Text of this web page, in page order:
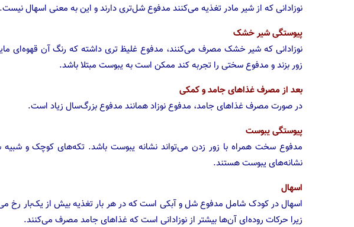
نوزادانی که از شیر مادر تغذیه می‌کنند مدفوع شل‌تری دارند و این به معنی اسهال نیست.
پیوستگی شیر خشک
نوزادانی که شیر خشک مصرف می‌کنند، مدفوع غلیظ‌ تری داشته که رنگ آن قهوه‌ای
زور بزند و مدفوع سختی را تجربه کند ممکن است به یبوست مبتلا باشد.
بعد از مصرف غذاهای جامد و کمکی
در صورت مصرف غذاهای جامد، مدفوع نوزاد همانند مدفوع بزرگ‌سال زیاد است.
پیوستگی یبوست
مدفوع سخت همراه با زور زدن می‌تواند نشانه یبوست باشد. تکه‌های کوچک و شبیه
نشانه‌های یبوست هستند.
اسهال
اسهال در کودک شامل مدفوع شل و آبکی است که در هر بار تغذیه بیش از یک‌بار رخ
زیرا حرکات روده‌ای آن‌ها بیشتر از نوزادانی است که غذاهای جامد مصرف می‌کنند.